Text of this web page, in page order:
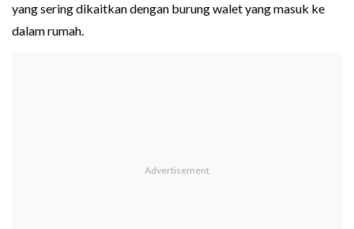
yang sering dikaitkan dengan burung walet yang masuk ke
dalam rumah.